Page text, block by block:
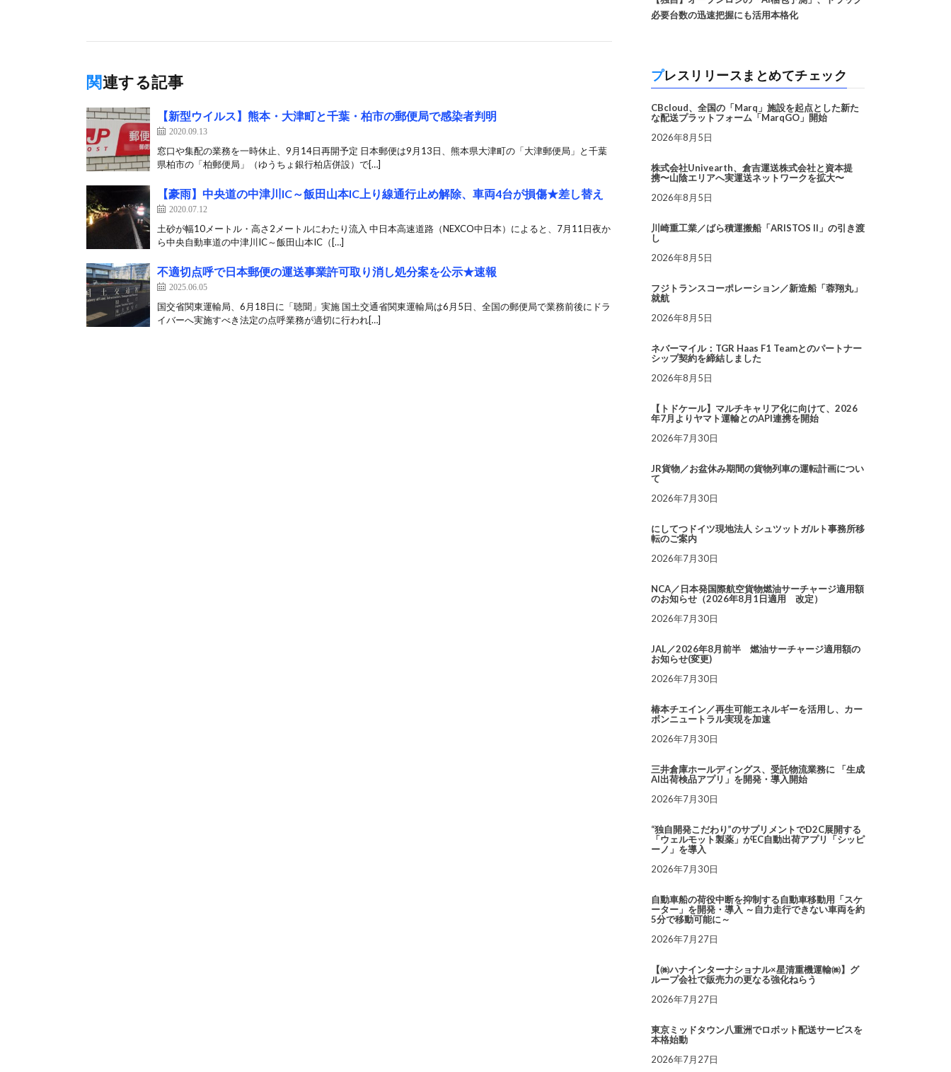
関連する記事
【新型ウイルス】熊本・大津町と千葉・柏市の郵便局で感染者判明
2020.09.13
窓口や集配の業務を一時休止、9月14日再開予定 日本郵便は9月13日、熊本県大津町の「大津郵便局」と千葉
県柏市の「柏郵便局」（ゆうちょ銀行柏店併設）で[…]
【豪雨】中央道の中津川IC～飯田山本IC上り線通行止め解除、車両4台が損傷★差し替え
2020.07.12
土砂が幅10メートル・高さ2メートルにわたり流入 中日本高速道路（NEXCO中日本）によると、7月11日夜か
ら中央自動車道の中津川IC～飯田山本IC（[…]
不適切点呼で日本郵便の運送事業許可取り消し処分案を公示★速報
2025.06.05
国交省関東運輸局、6月18日に「聴聞」実施 国土交通省関東運輸局は6月5日、全国の郵便局で業務前後にドラ
イバーへ実施すべき法定の点呼業務が適切に行われ[…]
必要台数の迅速把握にも活用本格化
プレスリリースまとめてチェック
CBcloud、全国の「Marq」施設を起点とした新た
な配送プラットフォーム「MarqGO」開始
2026年8月5日
株式会社Univearth、倉吉運送株式会社と資本提
携〜山陰エリアへ実運送ネットワークを拡大〜
2026年8月5日
川崎重工業／ばら積運搬船「ARISTOS II」の引き渡
し
2026年8月5日
フジトランスコーポレーション／新造船「蓉翔丸」
就航
2026年8月5日
ネバーマイル：TGR Haas F1 Teamとのパートナー
シップ契約を締結しました
2026年8月5日
【トドケール】マルチキャリア化に向けて、2026
年7月よりヤマト運輸とのAPI連携を開始
2026年7月30日
JR貨物／お盆休み期間の貨物列車の運転計画につい
て
2026年7月30日
にしてつドイツ現地法人 シュツットガルト事務所移
転のご案内
2026年7月30日
NCA／日本発国際航空貨物燃油サーチャージ適用額
のお知らせ（2026年8月1日適用 改定）
2026年7月30日
JAL／2026年8月前半 燃油サーチャージ適用額の
お知らせ(変更)
2026年7月30日
椿本チエイン／再生可能エネルギーを活用し、カー
ボンニュートラル実現を加速
2026年7月30日
三井倉庫ホールディングス、受託物流業務に 「生成
AI出荷検品アプリ」を開発・導入開始
2026年7月30日
“独自開発こだわり”のサプリメントでD2C展開する
「ウェルモット製薬」がEC自動出荷アプリ「シッピ
ーノ」を導入
2026年7月30日
自動車船の荷役中断を抑制する自動車移動用「スケ
ーター」を開発・導入 ～自力走行できない車両を約
5分で移動可能に～
2026年7月27日
【㈱ハナインターナショナル×星清重機運輸㈱】グ
ループ会社で販売力の更なる強化ねらう
2026年7月27日
東京ミッドタウン八重洲でロボット配送サービスを
本格始動
2026年7月27日